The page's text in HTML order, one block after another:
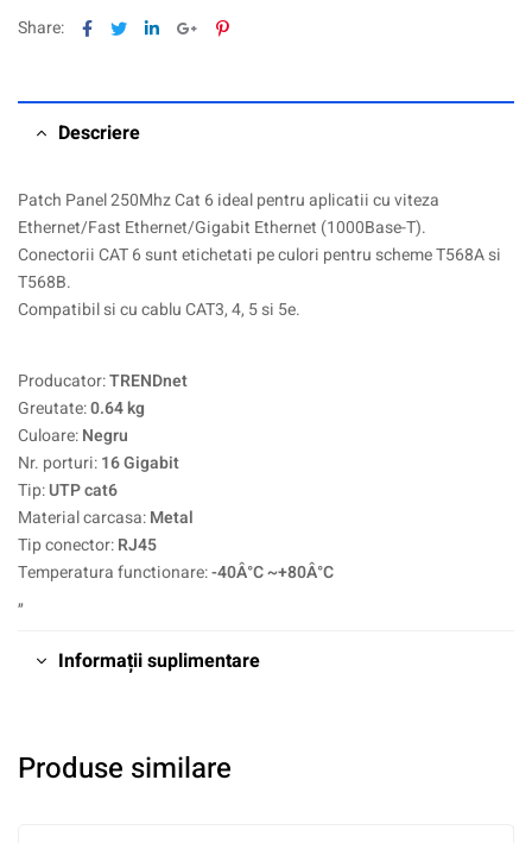
Share: Facebook
TwitterLinkedinGoogle+Pinterest
Descriere
Patch Panel 250Mhz Cat 6 ideal pentru aplicatii cu viteza
Ethernet/Fast Ethernet/Gigabit Ethernet (1000Base-T).
Conectorii CAT 6 sunt etichetati pe culori pentru scheme T568A si
T568B.
Compatibil si cu cablu CAT3, 4, 5 si 5e.
Producator:TRENDnet
Greutate:0.64 kg
Culoare:Negru
Nr. porturi:16 Gigabit
Tip:UTP cat6
Material carcasa:Metal
Tip conector:RJ45
Temperatura functionare:-40Â°C ~+80Â°C
„
Informații suplimentare
Produse similare